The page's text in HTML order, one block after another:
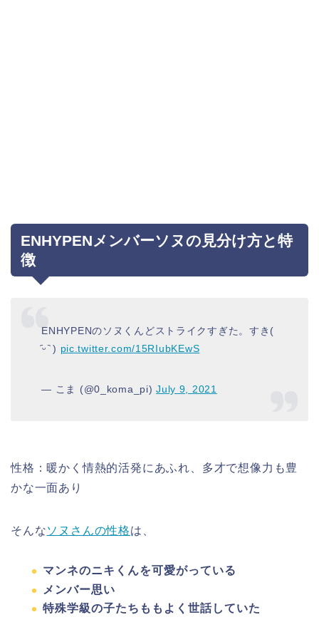
ENHYPENメンバーソヌの見分け方と特
徴
ENHYPENのソヌくんどストライクすぎた。すき(
᷇ᵕ ᷆ ) pic.twitter.com/15RIubKEwS
— こま (@0_koma_pi)July 9, 2021
性格：暖かく情熱的活発にあふれ、多才で想像力も豊
かな一面あり
そんなソヌさんの性格は、
マンネのニキくんを可愛がっている
メンバー思い
特殊学級の子たちももよく世話していた